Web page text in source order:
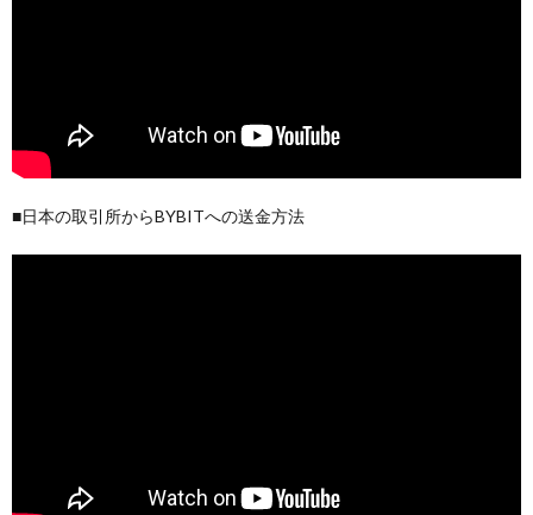
■日本の取引所からBYBITへの送金方法